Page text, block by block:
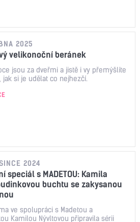
2025
velikonoční beránek
jsou za dveřmi a jistě i vy přemýšlíte
jak si je udělat co nejhezčí.
2024
speciál s MADETOU: Kamila
buchtu se zakysanou
ve spolupráci s Madetou a
Kamilou Nývltovou připravila sérii